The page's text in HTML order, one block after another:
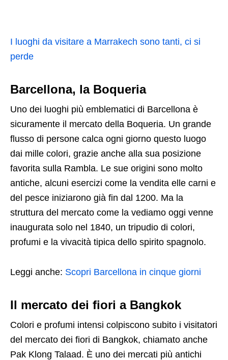
I luoghi da visitare a Marrakech sono tanti, ci si
perde
Barcellona, la Boqueria
Uno dei luoghi più emblematici di Barcellona è
sicuramente il mercato della Boqueria. Un grande
flusso di persone calca ogni giorno questo luogo
dai mille colori, grazie anche alla sua posizione
favorita sulla Rambla. Le sue origini sono molto
antiche, alcuni esercizi come la vendita elle carni e
del pesce iniziarono già fin dal 1200. Ma la
struttura del mercato come la vediamo oggi venne
inaugurata solo nel 1840, un tripudio di colori,
profumi e la vivacità tipica dello spirito spagnolo.
Leggi anche: Scopri Barcellona in cinque giorni
Il mercato dei fiori a Bangkok
Colori e profumi intensi colpiscono subito i visitatori
del mercato dei fiori di Bangkok, chiamato anche
Pak Klong Talaad. È uno dei mercati più antichi